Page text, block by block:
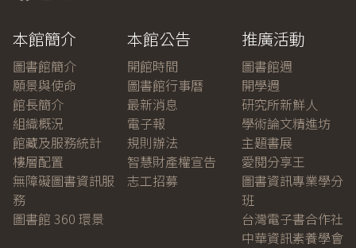
本館簡介
圖書館簡介
願景與使命
館長簡介
組織概況
館藏及服務統計
樓層配置
無障礙圖書資訊服
務
圖書館 360 環景
本館公告
開館時間
圖書館行事曆
最新消息
電子報
規則辦法
智慧財產權宣告
志工招募
推廣活動
圖書館週
開學週
研究所新鮮人
學術論文精進坊
主題書展
愛閱分享王
圖書資訊專業學分
班
台灣電子書合作社
中華資訊素養學會